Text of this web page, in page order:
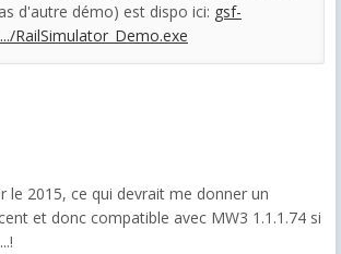
d'autre démo) est dispo ici: gsf-
RailSimulator_Demo.exe
le 2015, ce qui devrait me donner un
et donc compatible avec MW3 1.1.1.74 si